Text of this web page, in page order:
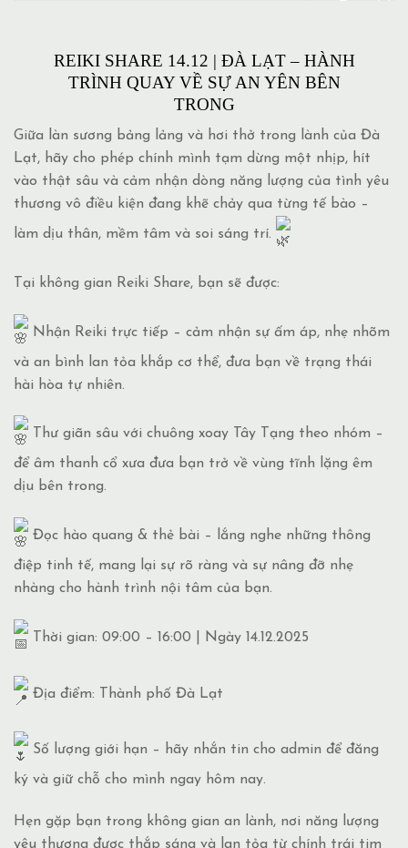
REIKI SHARE 14.12 | ĐÀ LẠT – HÀNH
TRÌNH QUAY VỀ SỰ AN YÊN BÊN
TRONG
Giữa làn sương bảng lảng và hơi thở trong lành của Đà
Lạt, hãy cho phép chính mình tạm dừng một nhịp, hít
vào thật sâu và cảm nhận dòng năng lượng của tình yêu
thương vô điều kiện đang khẽ chảy qua từng tế bào –
làm dịu thân, mềm tâm và soi sáng trí.
Tại không gian Reiki Share, bạn sẽ được:
Nhận Reiki trực tiếp – cảm nhận sự ấm áp, nhẹ nhõm
và an bình lan tỏa khắp cơ thể, đưa bạn về trạng thái
hài hòa tự nhiên.
Thư giãn sâu với chuông xoay Tây Tạng theo nhóm –
để âm thanh cổ xưa đưa bạn trở về vùng tĩnh lặng êm
dịu bên trong.
Đọc hào quang & thẻ bài – lắng nghe những thông
điệp tinh tế, mang lại sự rõ ràng và sự nâng đỡ nhẹ
nhàng cho hành trình nội tâm của bạn.
Thời gian: 09:00 – 16:00 | Ngày 14.12.2025
Địa điểm: Thành phố Đà Lạt
Số lượng giới hạn – hãy nhắn tin cho admin để đăng
ký và giữ chỗ cho mình ngay hôm nay.
Hẹn gặp bạn trong không gian an lành, nơi năng lượng
yêu thương được thắp sáng và lan tỏa từ chính trái tim